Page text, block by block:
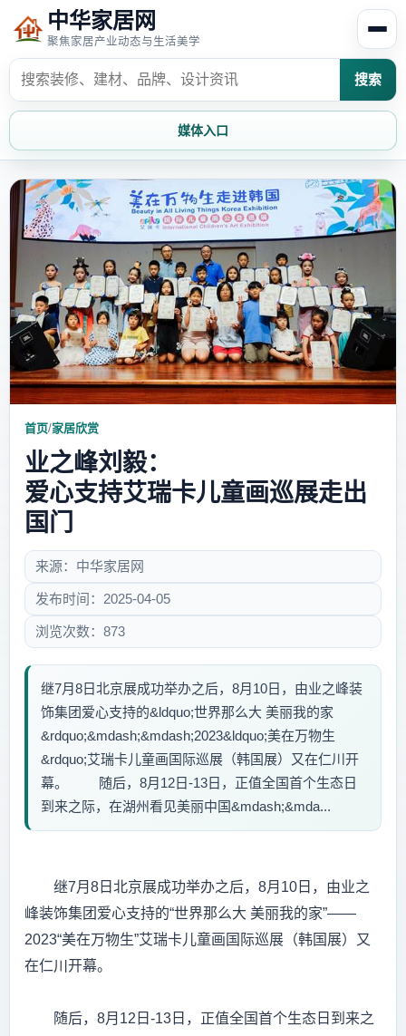
中华家居网
聚焦家居产业动态与生活美学
搜索
媒体入口
首页 家居资讯
家居风水 家居欣赏
时尚饰家 装修设计
家具知识 家居文化
家装攻略 创意家居
首页/家居欣赏
业之峰刘毅：
爱心支持艾瑞卡儿童画巡展走出
国门
来源：中华家居网
发布时间：2025-04-05
浏览次数：873
继7月8日北京展成功举办之后，8月10日，由业之峰装
饰集团爱心支持的&ldquo;世界那么大 美丽我的家
&rdquo;&mdash;&mdash;2023&ldquo;美在万物生
&rdquo;艾瑞卡儿童画国际巡展（韩国展）又在仁川开
幕。 随后，8月12日-13日，正值全国首个生态日
到来之际，在湖州看见美丽中国&mdash;&mda...
继7月8日北京展成功举办之后，8月10日，由业之
峰装饰集团爱心支持的“世界那么大 美丽我的家”——
2023“美在万物生”艾瑞卡儿童画国际巡展（韩国展）又
在仁川开幕。
随后，8月12日-13日，正值全国首个生态日到来之